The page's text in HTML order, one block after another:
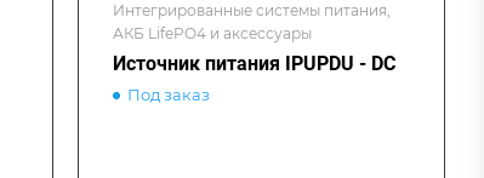
Интегрированные системы питания,
АКБ LifePO4 и аксессуары
Источник питания IPUPDU - DC
Под заказ